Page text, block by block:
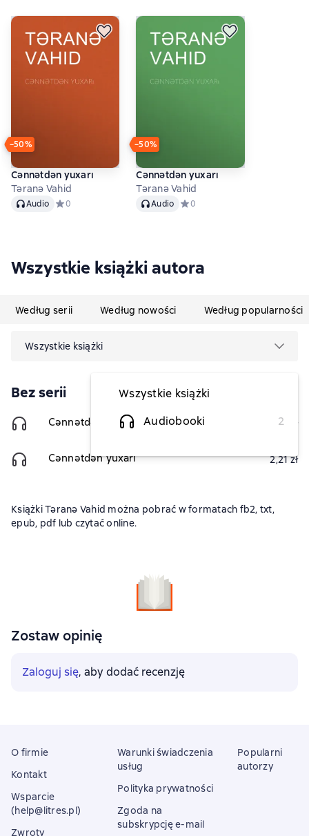
−50%
Cənnətdən yuxarı
Təranə Vahid
AudioAudio Средний рейтинг 0 на основе 0 оценок
0
−50%
Cənnətdən yuxarı
Təranə Vahid
AudioAudio Средний рейтинг 0 на основе
0
Wszystkie książki autora
Według serii Według nowości Według popularności
Wszystkie książki
Wszystkie książki
Audiobooki
2
Bez serii
Cənnətdən yuxarı 2,21 zł
Cənnətdən yuxarı 2,21 zł
Książki Təranə Vahid można pobrać w formatach fb2, txt,
epub, pdf lub czytać online.
Zostaw opinię
Zaloguj się, aby dodać recenzję
O firmie
Kontakt
Wsparcie
(help@litres.pl)
Zwroty
Warunki świadczenia
usług
Polityka prywatności
Zgoda na
subskrypcję e-mail
Popularni
autorzy